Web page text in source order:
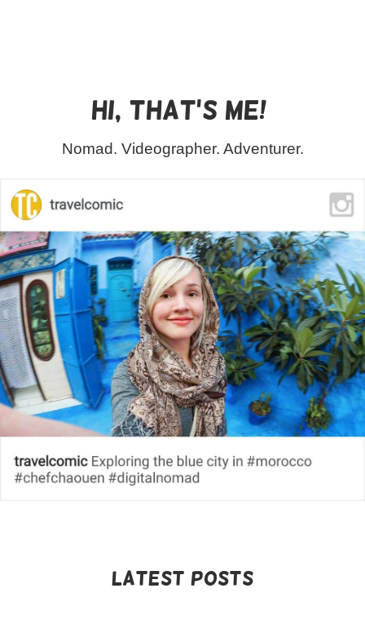
Hi, that's me!
Nomad. Videographer. Adventurer.
Latest Posts